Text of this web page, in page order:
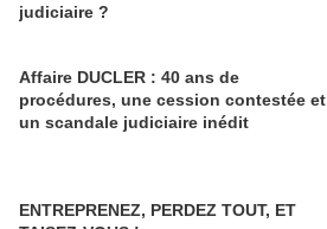
judiciaire ?
Affaire DUCLER : 40 ans de
procédures, une cession contestée et
un scandale judiciaire inédit
ENTREPRENEZ, PERDEZ TOUT, ET